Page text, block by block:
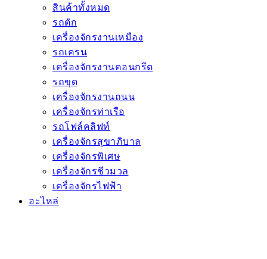
สินค้าทั้งหมด
รถตัก
เครื่องจักรงานเหมือง
รถเครน
เครื่องจักรงานคอนกรีต
รถขุด
เครื่องจักรงานถนน
เครื่องจักรท่าเรือ
รถโฟล์คลิฟท์
เครื่องจักรสุขาภิบาล
เครื่องจักรพิเศษ
เครื่องจักรชีวมวล
เครื่องจักรไฟฟ้า
อะไหล่